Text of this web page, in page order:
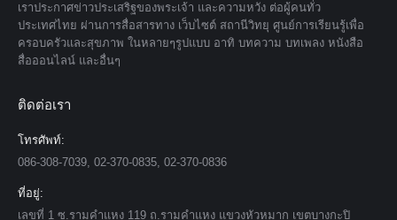
เราประกาศข่าวประเสริฐของพระเจ้า และความหวัง ต่อผู้คนทั่ว
ประเทศไทย ผ่านการสื่อสารทาง เว็บไซต์ สถานีวิทยุ ศูนย์การเรียนรู้เพื่อ
ครอบครัวและสุขภาพ ในหลายๆรูปแบบ อาทิ บทความ บทเพลง หนังสือ
สื่อออนไลน์ และอื่นๆ
ติดต่อเรา
โทรศัพท์:
086-308-7039, 02-370-0835, 02-370-0836
ที่อยู่:
เลขที่ 1 ซ.รามคำแหง 119 ถ.รามคำแหง แขวงหัวหมาก เขตบางกะปิ